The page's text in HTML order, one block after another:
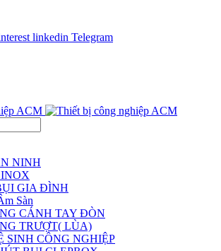
linkedin Telegram
NINH
GIA ĐÌNH
Sàn
CÁNH TAY ĐÒN
TRƯỢT( LÙA)
SINH CÔNG NGHIỆP